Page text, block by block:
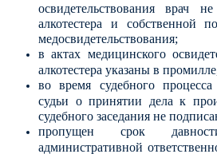
освидетельствования врач
алкотестера и собственной
медосвидетельствования;
в актах медицинского
алкотестера указаны в
во время судебного
судьи о принятии дела к
судебного заседания не
пропущен срок
административной